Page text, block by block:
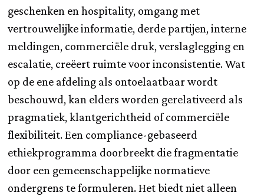
geschenken en hospitality, omgang met
vertrouwelijke informatie, derde partijen, interne
meldingen, commerciële druk, verslaglegging en
escalatie, creëert ruimte voor inconsistentie. Wat
op de ene afdeling als ontoelaatbaar wordt
beschouwd, kan elders worden gerelativeerd als
pragmatiek, klantgerichtheid of commerciële
flexibiliteit. Een compliance-gebaseerd
ethiekprogramma doorbreekt die fragmentatie
door een gemeenschappelijke normatieve
ondergrens te formuleren. Het biedt niet alleen